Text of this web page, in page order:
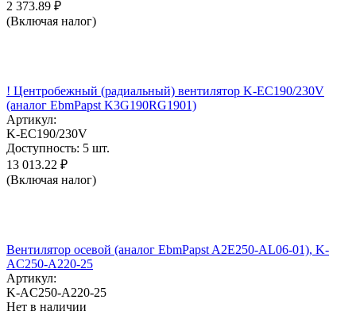
2 373.89 ₽
(Включая налог)
! Центробежный (радиальный) вентилятор K-EC190/230V
(аналог EbmPapst K3G190RG1901)
Артикул:
K-EC190/230V
Доступность: 5 шт.
13 013.22 ₽
(Включая налог)
Вентилятор осевой (аналог EbmPapst A2E250-AL06-01), K-
AC250-A220-25
Артикул:
K-AC250-A220-25
Нет в наличии